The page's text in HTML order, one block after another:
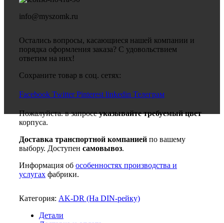
info@myszomk.ru
Остались вопросы, касающиеся нашей компании и
порядка оформления заказа? С удовольствием
ответим на них!
Сохраните товар в соц. сетях:
Facebook Twitter Pinterest linkedin Телеграм
Пожалуйста. в запросеуказывайте требуемый цвет
корпуса.
Доставка транспортной компанией по вашему
выбору. Доступен самовывоз.
Информация об особенностях производства и
услугах фабрики.
Категория: AK-DR (На DIN-рейку)
Детали